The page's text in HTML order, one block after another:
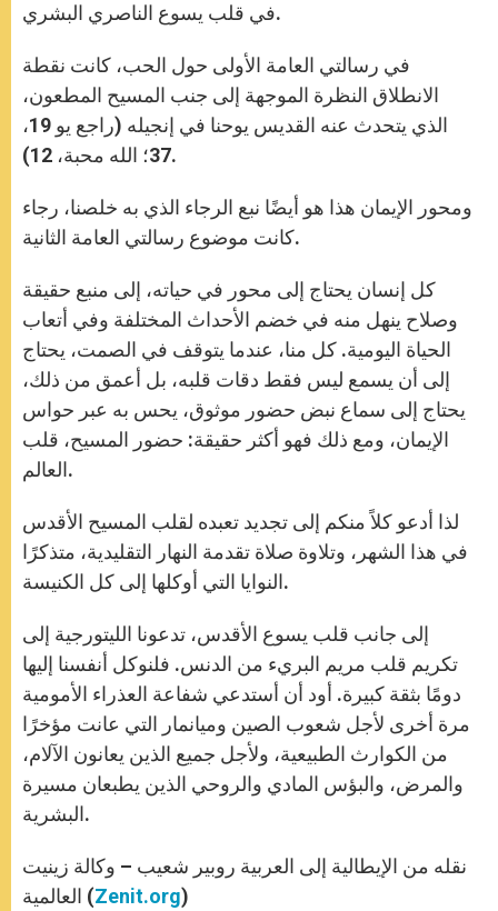
في قلب يسوع الناصري البشري.
في رسالتي العامة الأولى حول الحب، كانت نقطة
الانطلاق النظرة الموجهة إلى جنب المسيح المطعون،
الذي يتحدث عنه القديس يوحنا في إنجيله (راجع يو 19،
37؛ الله محبة، 12).
ومحور الإيمان هذا هو أيضًا نبع الرجاء الذي به خلصنا، رجاء
كانت موضوع رسالتي العامة الثانية.
كل إنسان يحتاج إلى محور في حياته، إلى منبع حقيقة
وصلاح ينهل منه في خضم الأحداث المختلفة وفي أتعاب
الحياة اليومية. كل منا، عندما يتوقف في الصمت، يحتاج
إلى أن يسمع ليس فقط دقات قلبه، بل أعمق من ذلك،
يحتاج إلى سماع نبض حضور موثوق، يحس به عبر حواس
الإيمان، ومع ذلك فهو أكثر حقيقة: حضور المسيح، قلب
العالم.
لذا أدعو كلاً منكم إلى تجديد تعبده لقلب المسيح الأقدس
في هذا الشهر، وتلاوة صلاة تقدمة النهار التقليدية، متذكرًا
النوايا التي أوكلها إلى كل الكنيسة.
إلى جانب قلب يسوع الأقدس، تدعونا الليتورجية إلى
تكريم قلب مريم البريء من الدنس. فلنوكل أنفسنا إليها
دومًا بثقة كبيرة. أود أن أستدعي شفاعة العذراء الأمومية
مرة أخرى لأجل شعوب الصين وميانمار التي عانت مؤخرًا
من الكوارث الطبيعية، ولأجل جميع الذين يعانون الآلام،
والمرض، والبؤس المادي والروحي الذين يطبعان مسيرة
البشرية.
نقله من الإيطالية إلى العربية روبير شعيب – وكالة زينيت
العالمية (Zenit.org)